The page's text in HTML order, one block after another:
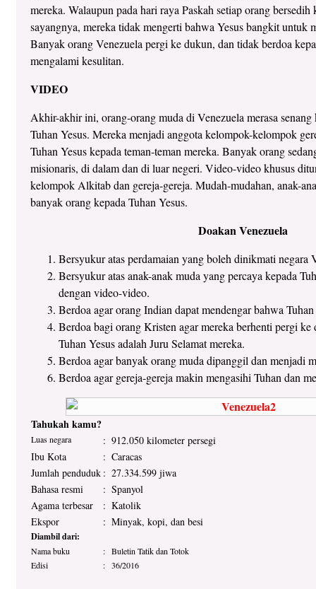
mereka. Walaupun pada hari raya Paskah setiap orang bersedih
sayangnya, mereka tidak mengerti bahwa Yesus bangkit untuk
Banyak orang Venezuela pergi ke dukun, dan tidak berdoa
mengalami kesulitan.
VIDEO
Akhir-akhir ini, orang-orang muda di Venezuela merasa senang
Tuhan Yesus. Mereka menjadi anggota kelompok-kelompok
Tuhan Yesus kepada teman-teman mereka. Banyak orang
misionaris, di dalam dan di luar negeri. Video-video khusus
kelompok Alkitab dan gereja-gereja. Mudah-mudahan, anak-
banyak orang kepada Tuhan Yesus.
Doakan Venezuela
Bersyukur atas perdamaian yang boleh dinikmati negara
Bersyukur atas anak-anak muda yang percaya kepada
dengan video-video.
Berdoa agar orang Indian dapat mendengar bahwa
Berdoa bagi orang Kristen agar mereka berhenti pergi
Tuhan Yesus adalah Juru Selamat mereka.
Berdoa agar banyak orang muda dipanggil dan menjadi
Berdoa agar gereja-gereja makin mengasihi Tuhan dan
Tahukah kamu?
Luas negara : 912.050 kilometer persegi
Ibu Kota
: Caracas
Jumlah penduduk : 27.334.599 jiwa
Bahasa resmi
: Spanyol
Agama terbesar
: Katolik
Ekspor
: Minyak, kopi, dan besi
Diambil dari:
Nama buku : Buletin Tatik dan Totok
Edisi
: 36/2016